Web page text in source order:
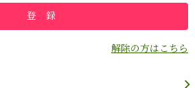
解除の方はこちら